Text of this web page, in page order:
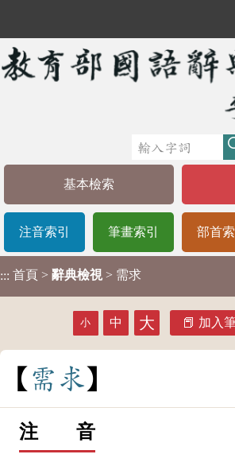
基本檢索
注音索引 筆畫索引 部首索
::: 首頁 > 辭典檢視 > 需求
小 中 大 加入
需 求
注 音